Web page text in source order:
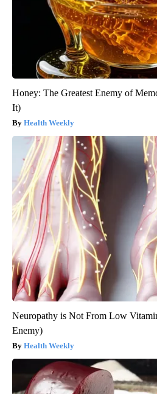
Honey: The Greatest Enemy of
It)
Health Weekly
Neuropathy is Not From Low
Enemy)
Health Weekly